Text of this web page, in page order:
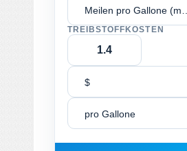
TREIBSTOFFKOSTEN
$
pro Gallone